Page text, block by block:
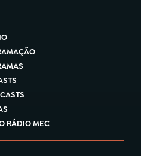
RÁDIO MEC